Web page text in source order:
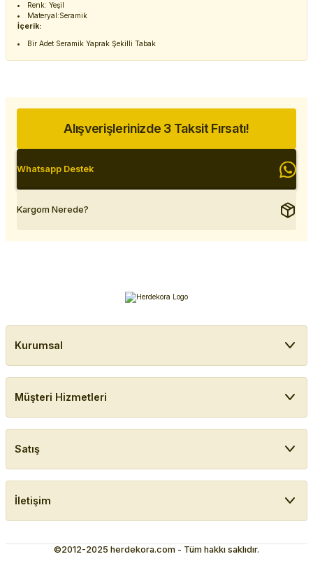
Renk: Yeşil
Materyal:Seramik
İçerik:
Bir Adet Seramik Yaprak Şekilli Tabak
Alışverişlerinizde 3 Taksit Fırsatı!
Whatsapp Destek
Kargom Nerede?
Kurumsal
Müşteri Hizmetleri
Satış
İletişim
©2012-2025 herdekora.com - Tüm hakkı saklıdır.